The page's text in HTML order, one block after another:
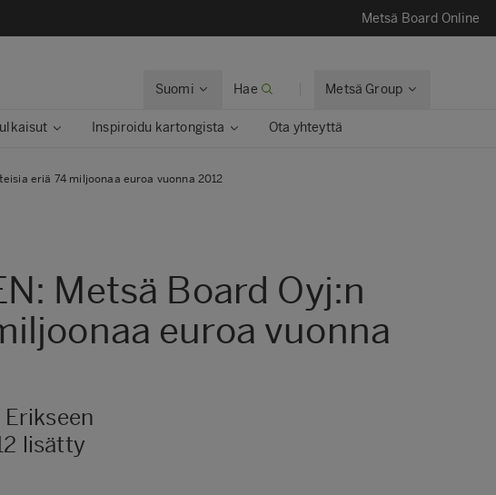
Metsä Board Online
Suomi Hae Metsä Group
Inspiroidu kartongista Ota yhteyttä
eriä 74 miljoonaa euroa vuonna 2012
Metsä Board Oyj:n
euroa vuonna
lisätty